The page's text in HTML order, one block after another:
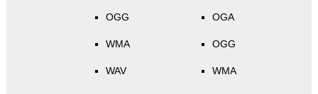
OGG
WMA
WAV
OGA
OGG
WMA